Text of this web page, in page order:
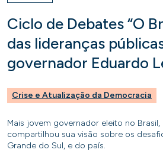
Ciclo de Debates “O
das lideranças
governador Eduardo
Crise e Atualização da Democracia
Mais jovem governador eleito no Brasil,
compartilhou sua visão sobre os
Grande do Sul, e do país.